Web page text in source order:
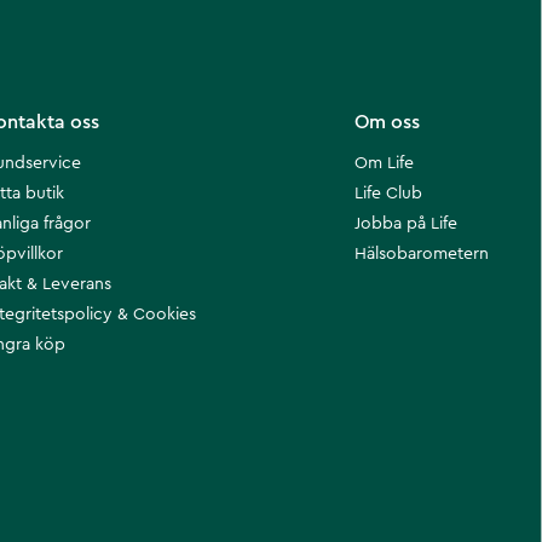
Om oss
Om Life
Life Club
Jobba på Life
Hälsobarometern
oss
butik
frågor
& Leverans
& Cookies
köp